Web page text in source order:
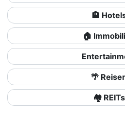
🏨
🏠
🌴
🏘️ REITs